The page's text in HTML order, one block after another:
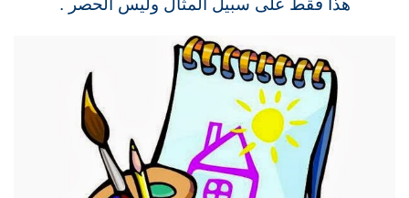
هذا فقط على سبيل المثال وليس الحصر .